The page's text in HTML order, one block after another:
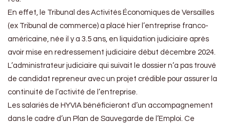
En effet, le Tribunal des Activités Économiques de Versailles
(ex Tribunal de commerce) a placé hier l’entreprise franco-
américaine, née il y a 3.5 ans, en liquidation judiciaire après
avoir mise en redressement judiciaire début décembre 2024.
L’administrateur judiciaire qui suivait le dossier n’a pas trouvé
de candidat repreneur avec un projet crédible pour assurer la
continuité de l’activité de l’entreprise.
Les salariés de HYVIA bénéficieront d’un accompagnement
dans le cadre d’un Plan de Sauvegarde de l’Emploi. Ce